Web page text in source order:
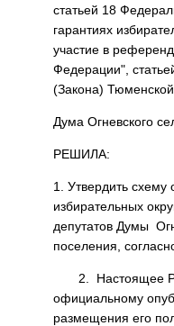
статьей 18
гарантиях
участие в
Федерации",
(Закона)
Дума Огневского
РЕШИЛА:
1. Утвердить
избирательных
депутатов Думы
поселения,
2. Настоящее
официальному
размещения его